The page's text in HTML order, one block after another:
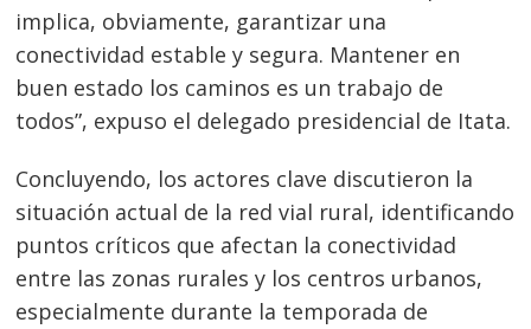
implica, obviamente, garantizar una
conectividad estable y segura. Mantener en
buen estado los caminos es un trabajo de
todos”, expuso el delegado presidencial de Itata.
Concluyendo, los actores clave discutieron la
situación actual de la red vial rural, identificando
puntos críticos que afectan la conectividad
entre las zonas rurales y los centros urbanos,
especialmente durante la temporada de